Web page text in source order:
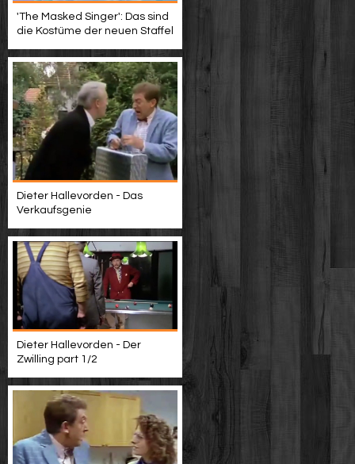
'The Masked Singer': Das sind
die Kostüme der neuen Staffel
Dieter Hallevorden - Das
Verkaufsgenie
Dieter Hallevorden - Der
Zwilling part 1/2